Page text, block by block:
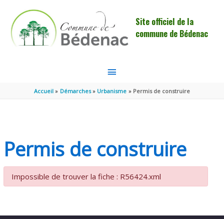
Site officiel de la
commune de Bédenac
MENU
PRINCIPAL
Accueil Démarches Urbanisme Permis de construire
Permis de construire
Impossible de trouver la fiche : R56424.xml